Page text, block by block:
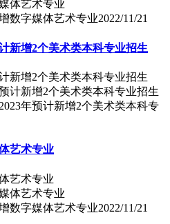
数字媒体艺术专业2022/11/21
新增2个美术类本科专业招生
新增2个美术类本科专业招生
年预计新增2个美术类本科专
艺术专业
艺术专业
数字媒体艺术专业2022/11/21